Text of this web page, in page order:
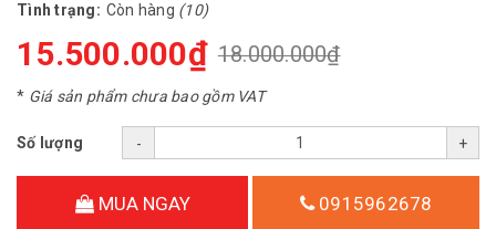
Tình trạng: Còn hàng (10)
15.500.000₫ 18.000.000₫
* Giá sản phẩm chưa bao gồm VAT
Số lượng - +
MUA NGAY 0915962678